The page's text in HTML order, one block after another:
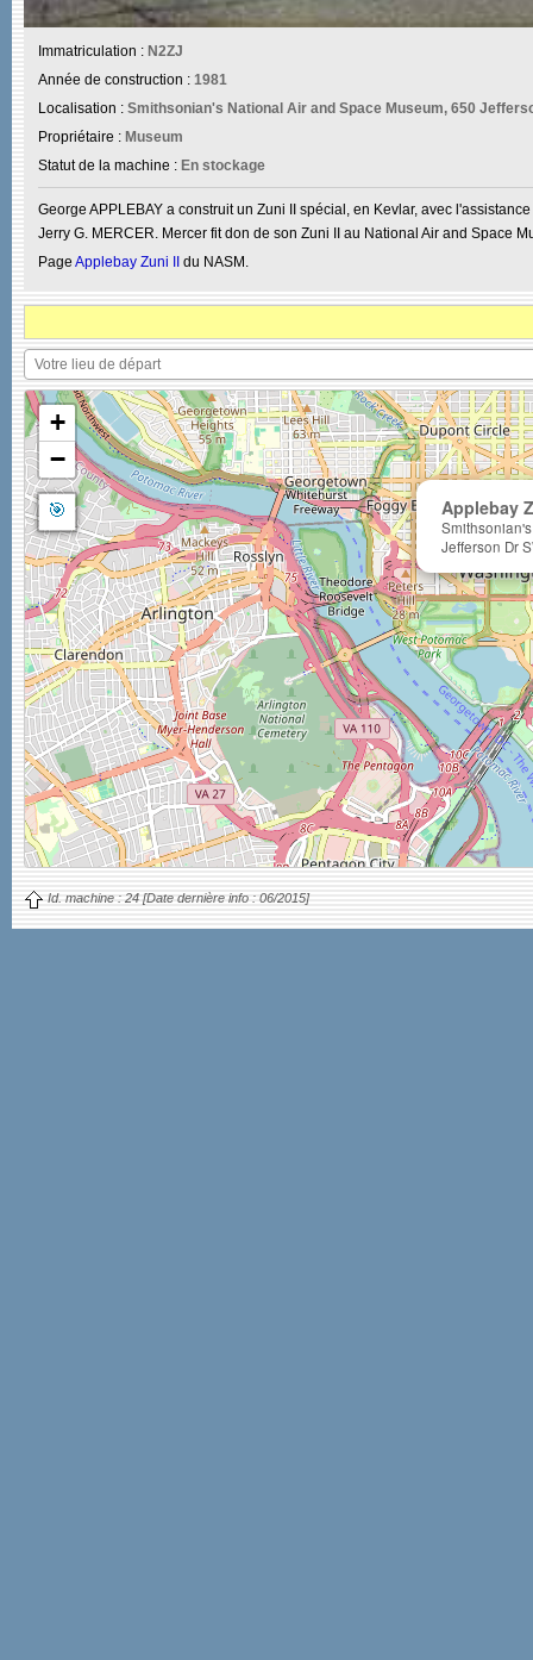
Immatriculation : N2ZJ
Année de construction : 1981
Localisation : Smithsonian's National Air and Space Museum, 650
Propriétaire : Museum
Statut de la machine : En stockage
George APPLEBAY a construit un Zuni II spécial, en Kevlar, avec
Jerry G. MERCER. Mercer fit don de son Zuni II au National Air and Space
Page Applebay Zuni II du NASM.
Applebay
Jefferson Dr
+
−
🎯
Id. machine : 24 [Date dernière info : 06/2015]